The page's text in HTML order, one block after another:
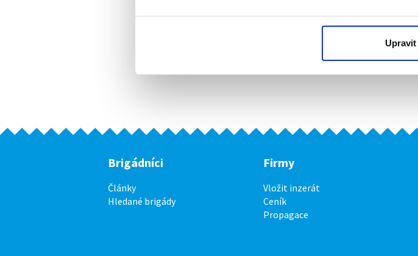
Upravit
Brigádníci
Články
Hledané brigády
Firmy
Vložit inzerát
Ceník
Propagace